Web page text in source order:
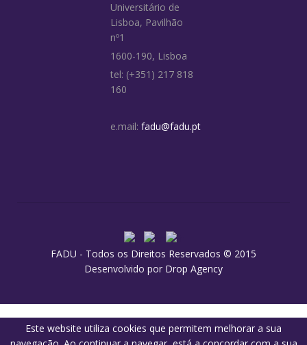
Universitário de
Lisboa, Pavilhão
nº1
1600-190, Lisboa
tel: (+351) 217 818
160
e.mail: fadu@fadu.pt
FADU - Todos os Direitos Reservados © 2015
Desenvolvido por Drop Agency
Este website utiliza cookies que permitem melhorar a sua